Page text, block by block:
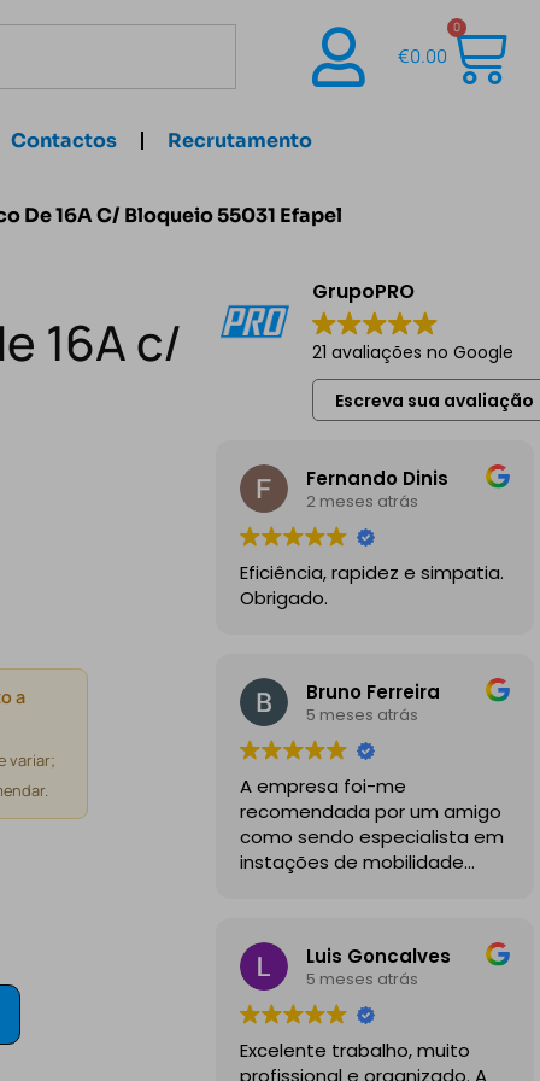
€0.00
0
Contactos Recrutamento
De 16A C/ Bloqueio 55031 Efapel
16A c/
a
variar;
GrupoPRO
21 avaliações no Google
Escreva sua avaliação
Fernando Dinis
2 meses atrás
Eficiência, rapidez e simpatia.
Obrigado.
Bruno Ferreira
5 meses atrás
A empresa foi-me
recomendada por um amigo
como sendo especialista em
instações de mobilidade
profissionais, comunicativos e
disponiveis para todas as
minhas dúvidas.
A instalação de tomada
reforçada em garagem
Luis Goncalves
5 meses atrás
Excelente trabalho, muito
profissional e organizado. A